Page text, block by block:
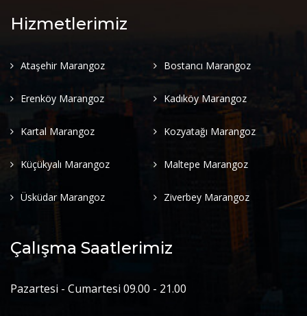
Hizmetlerimiz
Ataşehir Marangoz Bostancı Marangoz
Erenköy Marangoz Kadıköy Marangoz
Kartal Marangoz Kozyatağı Marangoz
Küçükyalı Marangoz Maltepe Marangoz
Üsküdar Marangoz Ziverbey Marangoz
Çalışma Saatlerimiz
Pazartesi - Cumartesi 09.00 - 21.00